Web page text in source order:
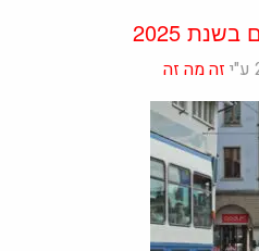
2025
זה מה זה